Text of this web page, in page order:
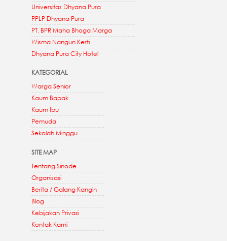
Universitas Dhyana Pura
PPLP Dhyana Pura
PT. BPR Maha Bhoga Marga
Wisma Nangun Kerti
Dhyana Pura City Hotel
KATEGORIAL
Warga Senior
Kaum Bapak
Kaum Ibu
Pemuda
Sekolah Minggu
SITE MAP
Tentang Sinode
Organisasi
Berita / Galang Kangin
Blog
Kebijakan Privasi
Kontak Kami